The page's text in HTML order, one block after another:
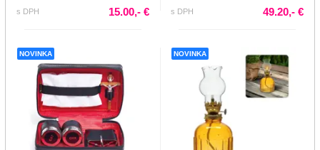
s DPH
15.00,- € s DPH 49.20,- €
NOVINKA NOVINKA